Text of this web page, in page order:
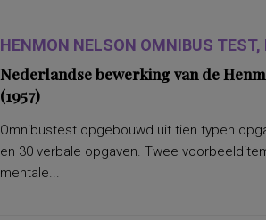
HENMON NELSON OMNIBUS
Nederlandse bewerking van de
(1957)
Omnibustest opgebouwd uit tien typen
en 30 verbale opgaven. Twee
mentale...